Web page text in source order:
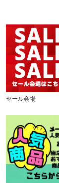
セール会場